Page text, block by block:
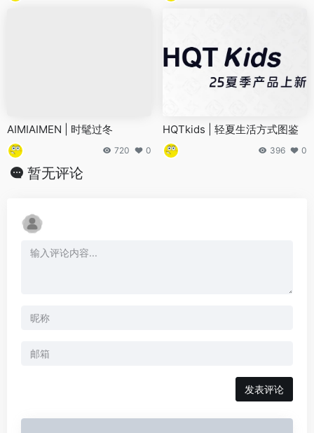
AIMIAIMEN | 时髦过冬
720 0
HQTkids | 轻夏生活方式图鉴
396 0
暂无评论
发表评论